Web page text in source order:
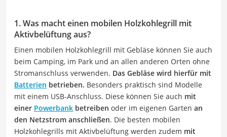
1. Was macht einen mobilen Holzkohlegrill mit
Aktivbelüftung aus?
Einen mobilen Holzkohlegrill mit Gebläse können Sie auch
beim Camping, im Park und an allen anderen Orten ohne
Stromanschluss verwenden. Das Gebläse wird hierfür mit
Batterien betrieben. Besonders praktisch sind Modelle
mit einem USB-Anschluss. Diese können Sie auch mit
einer Powerbank betreiben oder im eigenen Garten an
den Netzstrom anschließen. Die besten mobilen
Holzkohlegrills mit Aktivbelüftung werden zudem mit